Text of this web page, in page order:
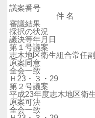
議案番号
件 名
審議結果
採択の状況
議決等年月日
第１号議案
志木地区衛生組合常任
原案同意
全会一致
Ｈ23・３・29
第２号議案
平成23年度志木地区衛
原案可決
全会一致